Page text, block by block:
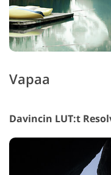
Vapaa